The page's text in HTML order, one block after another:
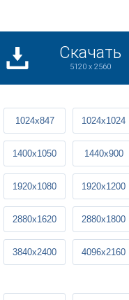
Скачать
5120 x 2560
1024x847 1024x1024
1400x1050 1440x900
1920x1080 1920x1200
2880x1620 2880x1800
3840x2400 4096x2160